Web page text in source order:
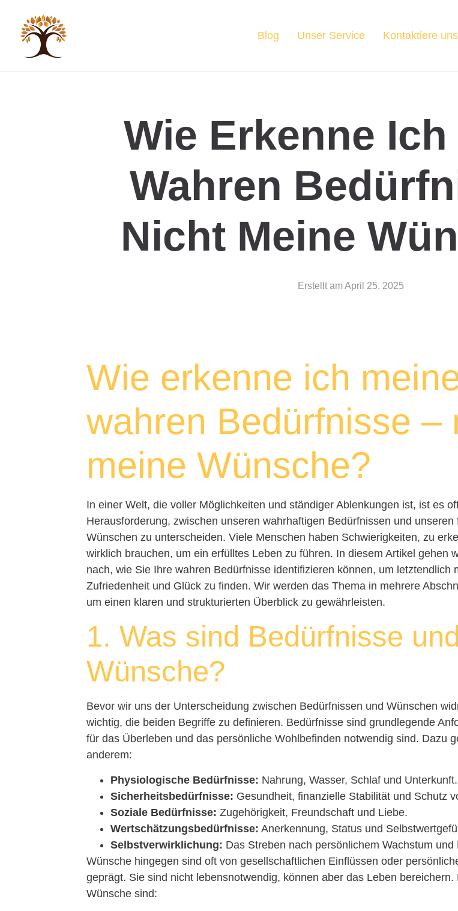
Blog Unser Service Kontaktiere uns
Wie Erkenne Ich
Wahren
Nicht Meine
Erstellt amApril 25, 2025
Wie erkenne ich
wahren Bedürfnisse –
meine Wünsche?
In einer Welt, die voller Möglichkeiten und ständiger Ablenkungen ist, ist es
Herausforderung, zwischen unseren wahrhaftigen Bedürfnissen und unseren
Wünschen zu unterscheiden. Viele Menschen haben Schwierigkeiten, zu
wirklich brauchen, um ein erfülltes Leben zu führen. In diesem Artikel gehen
nach, wie Sie Ihre wahren Bedürfnisse identifizieren können, um letztendlich
Zufriedenheit und Glück zu finden. Wir werden das Thema in mehrere
um einen klaren und strukturierten Überblick zu gewährleisten.
1. Was sind Bedürfnisse und
Wünsche?
Bevor wir uns der Unterscheidung zwischen Bedürfnissen und Wünschen
wichtig, die beiden Begriffe zu definieren. Bedürfnisse sind grundlegende
für das Überleben und das persönliche Wohlbefinden notwendig sind. Dazu
anderem:
Physiologische Bedürfnisse: Nahrung, Wasser, Schlaf und Unterkunft.
Sicherheitsbedürfnisse: Gesundheit, finanzielle Stabilität und Schutz
Soziale Bedürfnisse: Zugehörigkeit, Freundschaft und Liebe.
Wertschätzungsbedürfnisse: Anerkennung, Status und
Selbstverwirklichung: Das Streben nach persönlichem Wachstum und
Wünsche hingegen sind oft von gesellschaftlichen Einflüssen oder
geprägt. Sie sind nicht lebensnotwendig, können aber das Leben bereichern.
Wünsche sind: